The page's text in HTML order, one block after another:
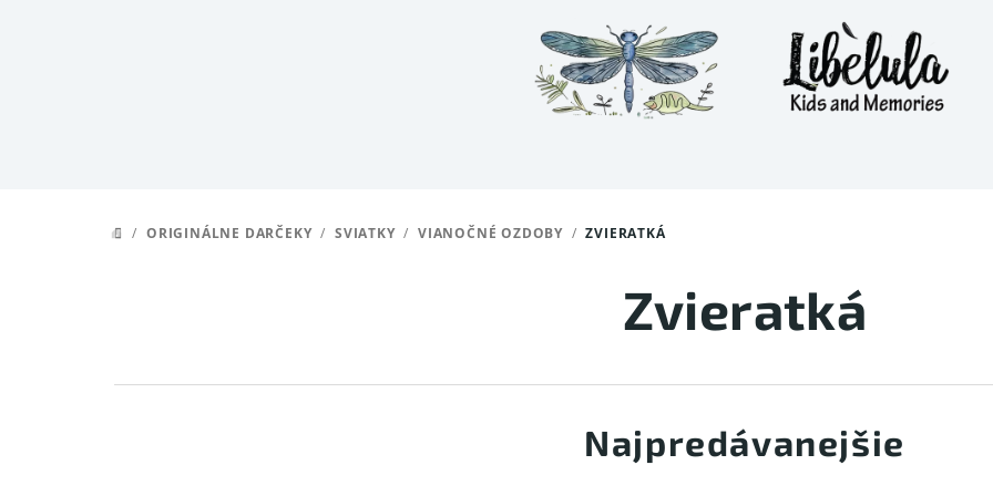
DOMOV
/ ORIGINÁLNE DARČEKY / SVIATKY / VIANOČNÉ OZDOBY / ZVIERATKÁ
Zvieratká
Najpredávanejšie